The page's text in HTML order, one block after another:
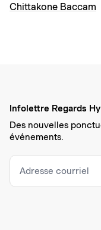
Chittakone Baccam
Infolettre Regards
Des nouvelles
événements.